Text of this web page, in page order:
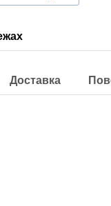
Доставка